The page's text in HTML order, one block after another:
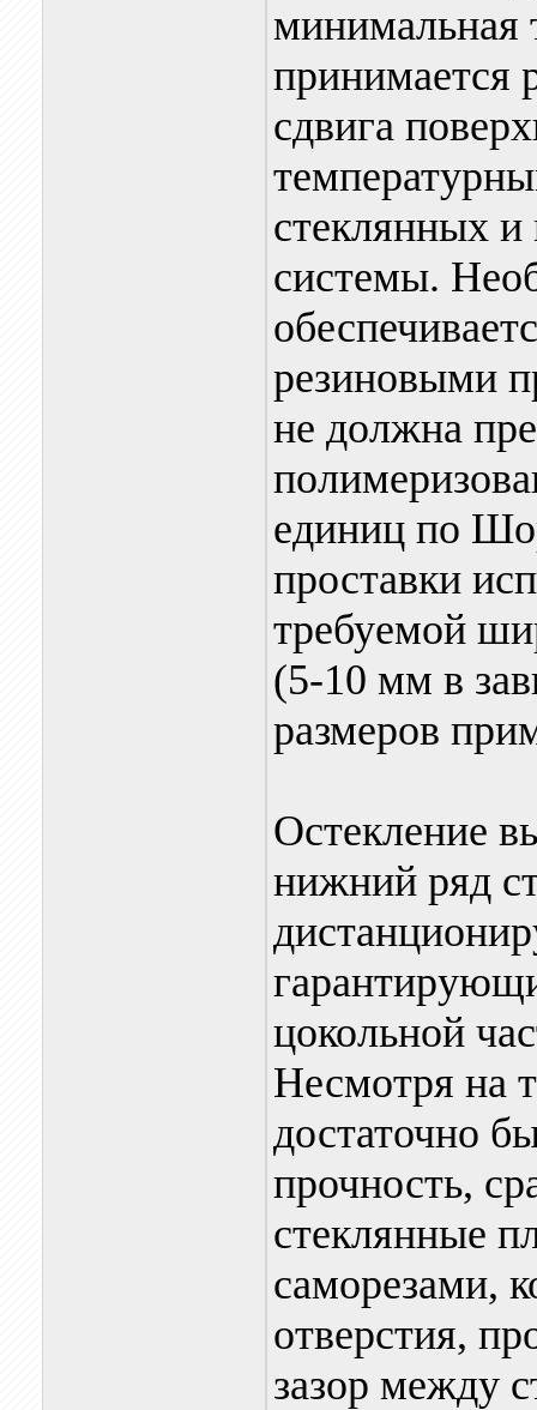
минимальная
принимается
сдвига
стеклянных и
системы.
резиновыми
не должна
единиц по
проставки
требуемой
(5-10 мм в
размеров
Остекление
нижний ряд
цокольной
Несмотря на
достаточно
прочность,
стеклянные
саморезами,
отверстия,
зазор между